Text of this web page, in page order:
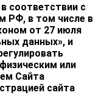
соответствии с
РФ, в том числе в
от 27 июля
данных», и
или
Сайта
сайта